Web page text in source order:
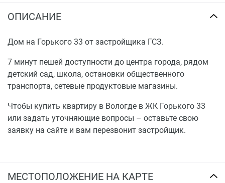
ОПИСАНИЕ
Дом на Горького 33 от застройщика ГСЗ.
7 минут пешей доступности до центра города, рядом
детский сад, школа, остановки общественного
транспорта, сетевые продуктовые магазины.
Чтобы купить квартиру в Вологде в ЖК Горького 33
или задать уточняющие вопросы – оставьте свою
заявку на сайте и вам перезвонит застройщик.
МЕСТОПОЛОЖЕНИЕ НА КАРТЕ